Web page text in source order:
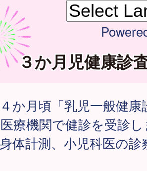
３か月児健康診
か月頃「乳児一般健康
療機関で健診を受診
体計測、小児科医の診